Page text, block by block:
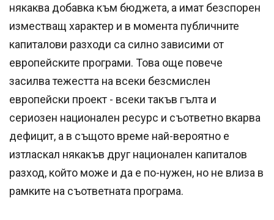
някаква добавка към бюджета, а имат безспорен
изместващ характер и в момента публичните
капиталови разходи са силно зависими от
европейските програми. Това още повече
засилва тежестта на всеки безсмислен
европейски проект - всеки такъв гълта и
сериозен национален ресурс и съответно вкарва
дефицит, а в същото време най-вероятно е
изтласкал някакъв друг национален капиталов
разход, който може и да е по-нужен, но не влиза в
рамките на съответната програма.